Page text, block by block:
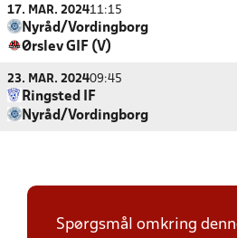
17. MAR. 202411:15
Nyråd/Vordingborg
Ørslev GIF (V)
23. MAR. 202409:45
Ringsted IF
Nyråd/Vordingborg
Spørgsmål omkring